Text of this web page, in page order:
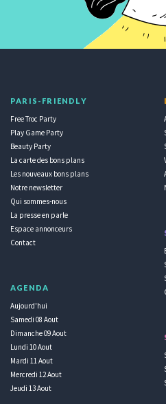
PARIS-FRIENDLY
Free Troc Party
Play Game Party
Beauty Party
La carte des bons plans
Les nouveaux bons plans
Notre newsletter
Qui sommes-nous
La presse en parle
Espace annonceurs
Contact
AGENDA
Aujourd'hui
Samedi 08 Aout
Dimanche 09 Aout
Lundi 10 Aout
Mardi 11 Aout
Mercredi 12 Aout
Jeudi 13 Aout